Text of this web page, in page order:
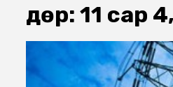
Өдөр: 11 сар